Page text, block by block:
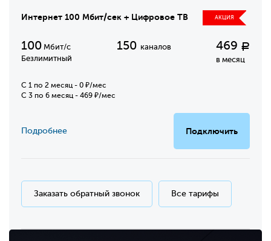
Интернет 100 Мбит/сек + Цифровое ТВ АКЦИЯ
100 Мбит/с
Безлимитный
150 каналов 469 Р
в месяц
C 1 по 2 месяц - 0 ₽/мес
С 3 по 6 месяц - 469 ₽/мес
Подключить
Подробнее
Заказать обратный звонок Все тарифы